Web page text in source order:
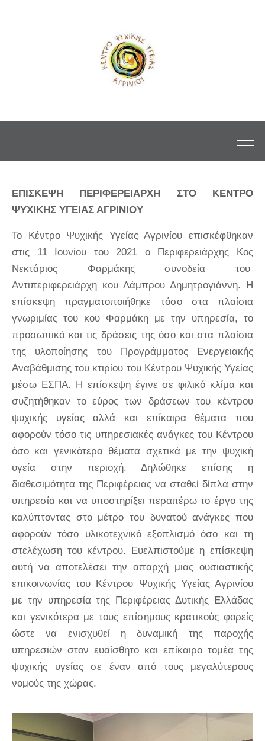
ΕΠΙΣΚΕΨΗ ΠΕΡΙΦΕΡΕΙΑΡΧΗ ΣΤΟ ΚΕΝΤΡΟ
ΨΥΧΙΚΗΣ ΥΓΕΙΑΣ ΑΓΡΙΝΙΟΥ
Το Κέντρο Ψυχικής Υγείας Αγρινίου επισκέφθηκαν
στις 11 Ιουνίου του 2021 ο Περιφερειάρχης Κος
Νεκτάριος Φαρμάκης συνοδεία του
Αντιπεριφερειάρχη κου Λάμπρου Δημητρογιάννη. Η
επίσκεψη πραγματοποιήθηκε τόσο στα πλαίσια
γνωριμίας του κου Φαρμάκη με την υπηρεσία, το
προσωπικό και τις δράσεις της όσο και στα πλαίσια
της υλοποίησης του Προγράμματος Ενεργειακής
Αναβάθμισης του κτιρίου του Κέντρου Ψυχικής Υγείας
μέσω ΕΣΠΑ. Η επίσκεψη έγινε σε φιλικό κλίμα και
συζητήθηκαν το εύρος των δράσεων του κέντρου
ψυχικής υγείας αλλά και επίκαιρα θέματα που
αφορούν τόσο τις υπηρεσιακές ανάγκες του Κέντρου
όσο και γενικότερα θέματα σχετικά με την ψυχική
υγεία στην περιοχή. Δηλώθηκε επίσης η
διαθεσιμότητα της Περιφέρειας να σταθεί δίπλα στην
υπηρεσία και να υποστηρίξει περαιτέρω το έργο της
καλύπτοντας στο μέτρο του δυνατού ανάγκες που
αφορούν τόσο υλικοτεχνικό εξοπλισμό όσο και τη
στελέχωση του κέντρου. Ευελπιστούμε η επίσκεψη
αυτή να αποτελέσει την απαρχή μιας ουσιαστικής
επικοινωνίας του Κέντρου Ψυχικής Υγείας Αγρινίου
με την υπηρεσία της Περιφέρειας Δυτικής Ελλάδας
και γενικότερα με τους επίσημους κρατικούς φορείς
ώστε να ενισχυθεί η δυναμική της παροχής
υπηρεσιών στον ευαίσθητο και επίκαιρο τομέα της
ψυχικής υγείας σε έναν από τους μεγαλύτερους
νομούς της χώρας.